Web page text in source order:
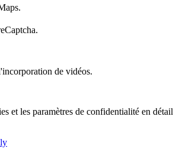
de vidéos.
et les paramètres de confidentialité en